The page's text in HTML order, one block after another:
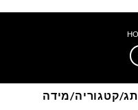
קטגוריה/מידה